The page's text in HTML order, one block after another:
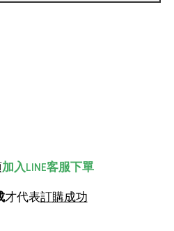
加入LINE客服下單
才代表訂購成功